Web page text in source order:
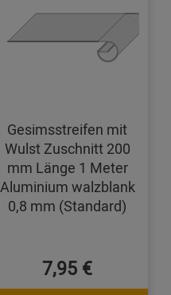
Gesimsstreifen mit
Wulst Zuschnitt 200
mm Länge 1 Meter
Aluminium walzblank
0,8 mm (Standard)
7,95 €